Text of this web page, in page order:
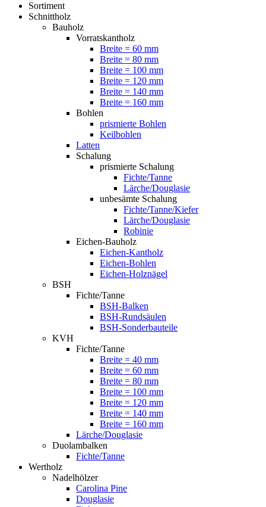
Sortiment
Schnittholz
Bauholz
Vorratskantholz
Breite = 60 mm
Breite = 80 mm
Breite = 100 mm
Breite = 120 mm
Breite = 140 mm
Breite = 160 mm
Bohlen
prismierte Bohlen
Keilbohlen
Latten
Schalung
prismierte Schalung
Fichte/Tanne
Lärche/Douglasie
unbesämte Schalung
Fichte/Tanne/Kiefer
Lärche/Douglasie
Robinie
Eichen-Bauholz
Eichen-Kantholz
Eichen-Bohlen
Eichen-Holznägel
BSH
Fichte/Tanne
BSH-Balken
BSH-Rundsäulen
BSH-Sonderbauteile
KVH
Fichte/Tanne
Breite = 40 mm
Breite = 60 mm
Breite = 80 mm
Breite = 100 mm
Breite = 120 mm
Breite = 140 mm
Breite = 160 mm
Lärche/Douglasie
Duolambalken
Fichte/Tanne
Wertholz
Nadelhölzer
Carolina Pine
Douglasie